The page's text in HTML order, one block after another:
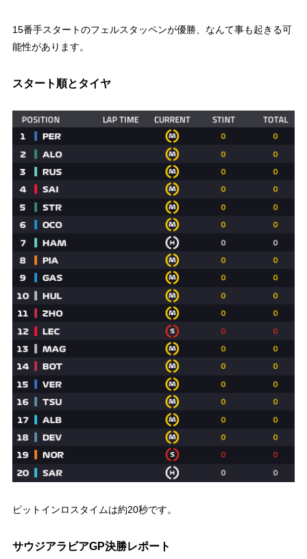
15番手スタートのフェルスタッペンが優勝、なんて事も起きる可
能性があります。
スタート順とタイヤ
ピットインロスタイムは約20秒です。
サウジアラビアGP決勝レポート